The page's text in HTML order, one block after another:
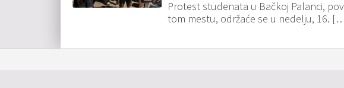
Protest studenata u Bačkoj Palanci,
tom mestu, održaće se u nedelju, 16.